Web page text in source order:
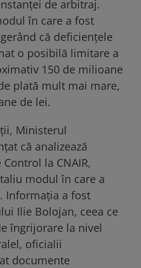
de arbitraj.
în care a fost
că deficiențele
o posibilă limitare a
150 de milioane
plată mult mai mare,
de lei.
Ministerul
că analizează
la CNAIR,
modul în care a
Informația a fost
Ilie Bolojan, ceea ce
îngrijorare la nivel
oficialii
documente